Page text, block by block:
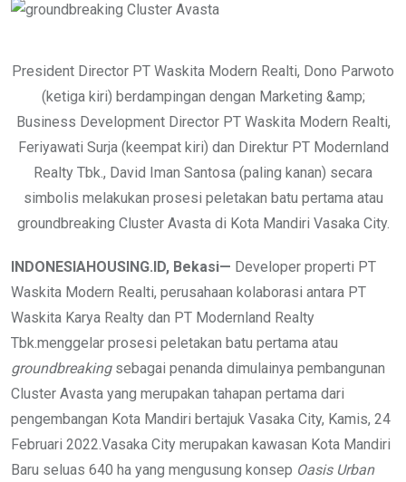
President Director PT Waskita Modern Realti, Dono Parwoto
(ketiga kiri) berdampingan dengan Marketing &amp;
Business Development Director PT Waskita Modern Realti,
Feriyawati Surja (keempat kiri) dan Direktur PT Modernland
Realty Tbk., David Iman Santosa (paling kanan) secara
simbolis melakukan prosesi peletakan batu pertama atau
groundbreaking Cluster Avasta di Kota Mandiri Vasaka City.
INDONESIAHOUSING.ID, Bekasi— Developer properti PT
Waskita Modern Realti, perusahaan kolaborasi antara PT
Waskita Karya Realty dan PT Modernland Realty
Tbk.menggelar prosesi peletakan batu pertama atau
groundbreaking sebagai penanda dimulainya pembangunan
Cluster Avasta yang merupakan tahapan pertama dari
pengembangan Kota Mandiri bertajuk Vasaka City, Kamis, 24
Februari 2022.Vasaka City merupakan kawasan Kota Mandiri
Baru seluas 640 ha yang mengusung konsep Oasis Urban